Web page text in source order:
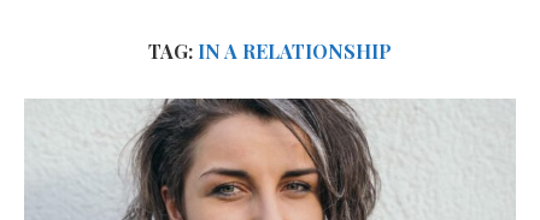
TAG: IN A RELATIONSHIP